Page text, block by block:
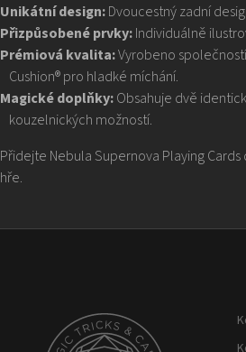
Unikátní design:Dvoucestný zadní
Přizpůsobené prvky:Individuálně
Prémiová kvalita:Vyrobeno
Cushion® pro hladké míchání.
Magické doplňky:Obsahuje dvě
kouzelnických možností.
Přidejte Nebula Supernova Playing
hře.